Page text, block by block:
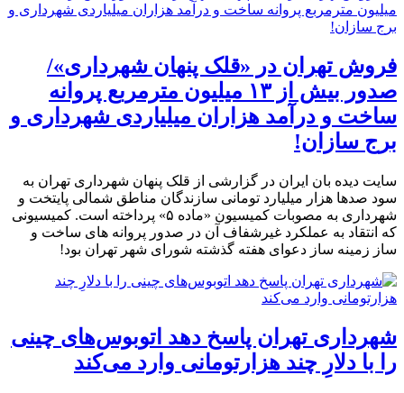
فروش تهران در «قلک پنهان شهرداری»/
صدور بیش از ۱۳ میلیون مترمربع پروانه
ساخت و درآمد هزاران میلیاردی شهرداری و
برج سازان!
سایت دیده بان ایران در گزارشی از قلک پنهان شهرداری تهران به
سود صدها هزار میلیارد تومانی سازندگان مناطق شمالی پایتخت و
شهرداری به مصوبات کمیسیون «ماده ۵» پرداخته است. کمیسیونی
که انتقاد به عملکرد غیرشفاف آن در صدور پروانه های ساخت و
ساز زمینه ساز دعوای هفته گذشته شورای شهر تهران بود!
شهرداری تهران پاسخ دهد اتوبوس‌های چینی
را با دلارِ چند هزارتومانی وارد می‌کند